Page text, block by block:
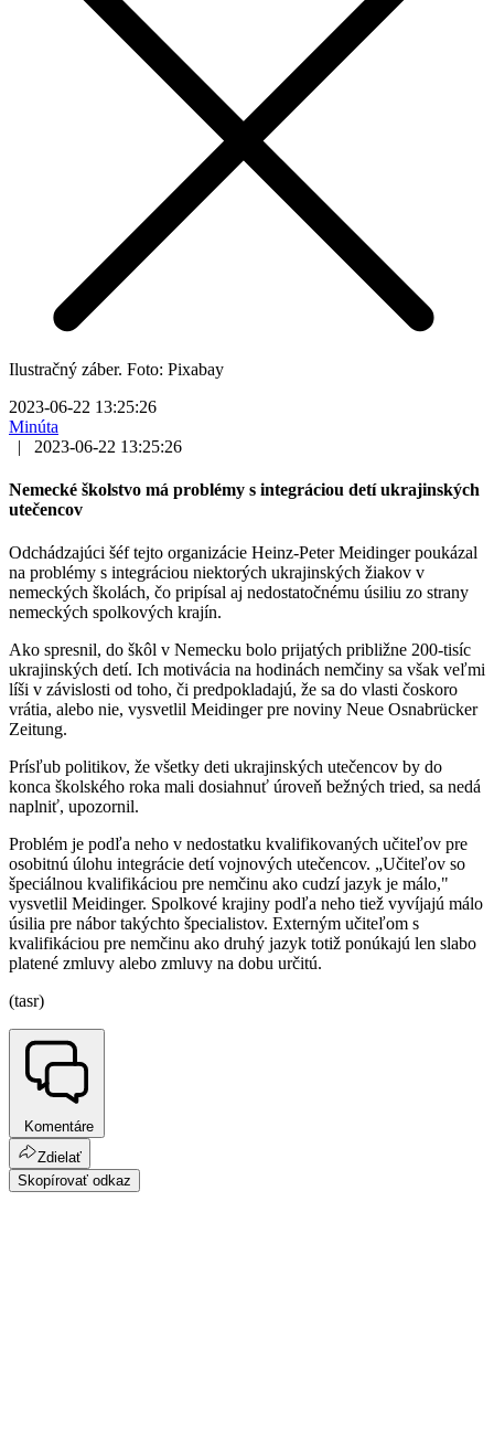
Ilustračný záber. Foto: Pixabay
2023-06-22 13:25:26
Minúta
|
2023-06-22 13:25:26
Nemecké školstvo má problémy s integráciou detí ukrajinských
utečencov
Odchádzajúci šéf tejto organizácie Heinz-Peter Meidinger poukázal
na problémy s integráciou niektorých ukrajinských žiakov v
nemeckých školách, čo pripísal aj nedostatočnému úsiliu zo strany
nemeckých spolkových krajín.
Ako spresnil, do škôl v Nemecku bolo prijatých približne 200-tisíc
ukrajinských detí. Ich motivácia na hodinách nemčiny sa však veľmi
líši v závislosti od toho, či predpokladajú, že sa do vlasti čoskoro
vrátia, alebo nie, vysvetlil Meidinger pre noviny Neue Osnabrücker
Zeitung.
Prísľub politikov, že všetky deti ukrajinských utečencov by do
konca školského roka mali dosiahnuť úroveň bežných tried, sa nedá
naplniť, upozornil.
Problém je podľa neho v nedostatku kvalifikovaných učiteľov pre
osobitnú úlohu integrácie detí vojnových utečencov. „Učiteľov so
špeciálnou kvalifikáciou pre nemčinu ako cudzí jazyk je málo,"
vysvetlil Meidinger. Spolkové krajiny podľa neho tiež vyvíjajú málo
úsilia pre nábor takýchto špecialistov. Externým učiteľom s
kvalifikáciou pre nemčinu ako druhý jazyk totiž ponúkajú len slabo
platené zmluvy alebo zmluvy na dobu určitú.
(tasr)
Komentáre
Zdielať
Skopírovať odkaz